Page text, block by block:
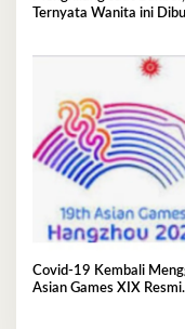
Ternyata Wanita ini
Covid-19 Kembali
Asian Games XIX Resmi